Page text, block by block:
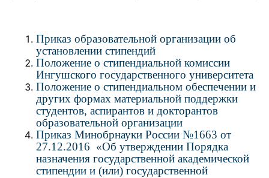
Приказ образовательной организации об
установлении стипендий
Положение о стипендиальной комиссии
Ингушского государственного университета
Положение о стипендиальном обеспечении и
других формах материальной поддержки
студентов, аспирантов и докторантов
образовательной организации
Приказ Минобрнауки России №1663 от
27.12.2016 «Об утверждении Порядка
назначения государственной академической
стипендии и (или) государственной